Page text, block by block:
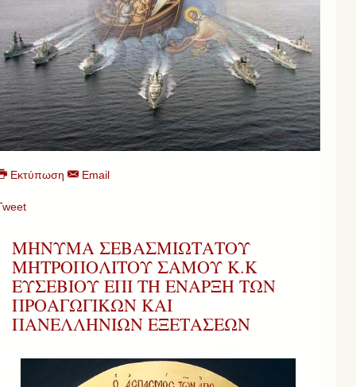
Εκτύπωση Email
ΜΗΝΥΜΑ ΣΕΒΑΣΜΙΩΤΑΤΟΥ
ΜΗΤΡΟΠΟΛΙΤΟΥ ΣΑΜΟΥ Κ.Κ
ΕΥΣΕΒΙΟΥ ΕΠΙ ΤΗ ΕΝΑΡΞΗ ΤΩΝ
ΠΡΟΑΓΩΓΙΚΩΝ ΚΑΙ
ΠΑΝΕΛΛΗΝΙΩΝ ΕΞΕΤΑΣΕΩΝ